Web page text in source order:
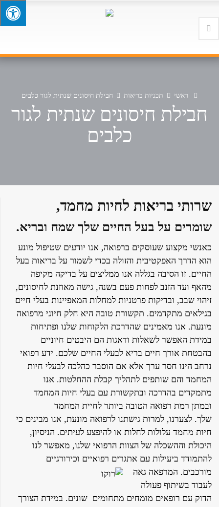
ראשי תכניות בריאות חבילת חיסונים שנתית לגור כלבים
חבילת חיסונים שנתית לגור
כלבים
שרותי בריאות לחיות מחמד,
שומרים על בעל החיים שלך שמח ובריא.
כאנשי מקצוע שעוסקים ברפואה, אנו יודעים שטיפול מונע
הוא הדרך האפקטיבית והזולה בכדי לשמור על בריאות בעל
החיים. זו הסיבה בגללה אנו ממליצים על בדיקה מקיפה
מהאף ועד הזנב לפחות פעם בשנה, גישה מאוזנת לחיסונים,
זיהוי שבב, ובדיקות פרטניות למחלות המאפיינות בעלי חיים
בגילאים מתקדמים. תקשורת טובה היא חלק חיוני מרפואה
מונעת. אנו מאמינים שהדרכת הלקוחות שלנו ופתיחות
במידת האפשר לשאלות ודאגות הם היבטים חיוניים
בהבטחת אורך חיים בריא לבעלי החיים שלכם. ידע רפואי
נרחב הינו חסר ערך אלא אם הוסבר כהלכה לבעלי חיות
המחמד והם שותפים לתהליך קבלת ההחלטות. אנו
מתמקדים בהדרכה ובתקשורת עם בעלי חיות המחמד
ובמתן רמת רפואה הטובה ביותר לחיית המחמד
שלך. לצערנו, למרות גישתנו לרפואה מונעת, אנו מבינים כי
חיות מחמד עלולות לחלות או להיפצע לעיתים. הניסיון,
היכולת וההשכלה של הצוות הרפואי שלנו, מאפשר לנו
להתמודד ביעילות עם אתגרים רפואיים וכירורגיים
מורכבים. המרפאה גאה
לעבוד בשיתוף פעולה
הדוק עם רופאים מומחים מתחומים שונים. במידת הצורך